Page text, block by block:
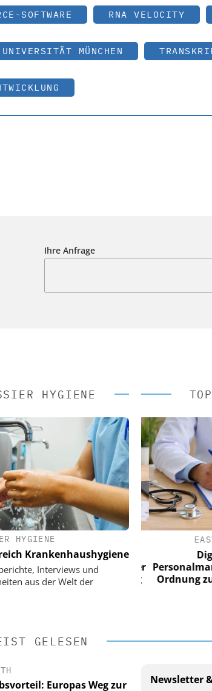
SOFTWARE RNA VELOCITY
MÜNCHEN
Ihre Anfrage
HYGIENE
HYGIENE
Krankenhaushygiene
Interviews und
aus der Welt der
EASY SOFTWARE AG
Digitalisierung im
Von digitaler
zur KI-fähigen Steuerung
Ordnung
GELESEN
Europas Weg zur
Newsletter